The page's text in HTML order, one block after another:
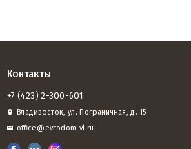
Контакты
+7 (423) 2-300-601
Владивосток, ул. Пограничная, д. 15
office@evrodom-vl.ru